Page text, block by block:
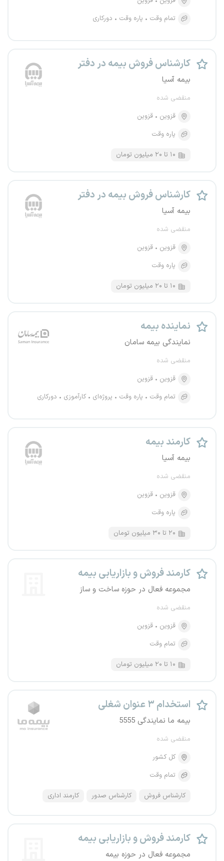
تمام وقت
پاره وقت دورکاری
کارشناس فروش بیمه در دفتر
بیمه آسیا
منقضی شده
قزوین
قزوین
پاره وقت
۱۰ تا ۲۰ میلیون تومان
کارشناس فروش بیمه در دفتر
بیمه آسیا
منقضی شده
قزوین
قزوین
پاره وقت
۱۰ تا ۲۰ میلیون تومان
نماینده بیمه
نمایندگی بیمه سامان
منقضی شده
قزوین
قزوین
تمام وقت
پاره وقت پروژه‌ای کارآموزی دورکاری
کارمند بیمه
بیمه آسیا
منقضی شده
قزوین
قزوین
پاره وقت
۲۰ تا ۳۰ میلیون تومان
کارمند فروش و بازاریابی بیمه
مجموعه فعال در حوزه ساخت و ساز
منقضی شده
قزوین
قزوین
تمام وقت
۱۰ تا ۲۰ میلیون تومان
استخدام ۳ عنوان شغلی
بیمه ما نمایندگی 5555
منقضی شده
کل کشور
تمام وقت
کارشناس فروش کارشناس صدور کارمند اداری
کارمند فروش و بازاریابی بیمه
مجموعه فعال در حوزه بیمه